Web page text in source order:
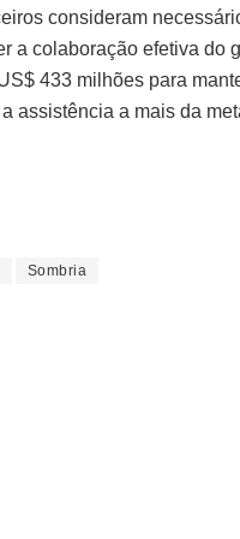
consideram
a colaboração efetiva do
433 milhões para
assistência a mais da
Sombria